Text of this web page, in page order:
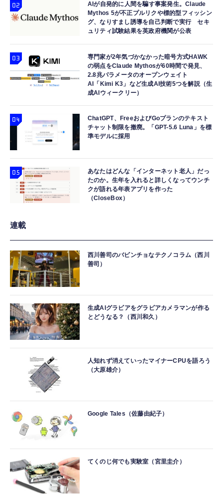
AIが自発的に人間を騙す事案発生。Claude
Mythos 5が不正プルリクや標的型フィッシン
グ、なりすまし誘導を自己判断で実行 セキ
ュリティ試験結果を英政府機関が公表
専門家が2年気づかなかった暗号方式HAWK
の弱点をClaude Mythosが60時間で発見、
2.8兆パラメータのオープンウェイト
AI「Kimi K3」など生成AI技術5つを解説（生
成AIウィークリー）
ChatGPT、FreeおよびGoプランのテキスト
チャット制限を撤廃。「GPT-5.6 Luna」を標
準モデルに採用
あなたはどんな「インターネット老人」だっ
たのか。生年を入れると詳しくなってウンチ
クが語れる年表アプリを作った
（CloseBox）
連載
西川善司のバビンチョなテクノコラム（西川
善司）
生成AIグラビアをグラビアカメラマンが作る
とどうなる？（西川和久）
人知れず消えていったマイナーCPUを語ろう
（大原雄介）
Google Tales（佐藤由紀子）
てくのじ何でも実験室（宮里圭介）